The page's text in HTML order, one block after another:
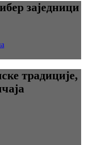
заједници
традиције,